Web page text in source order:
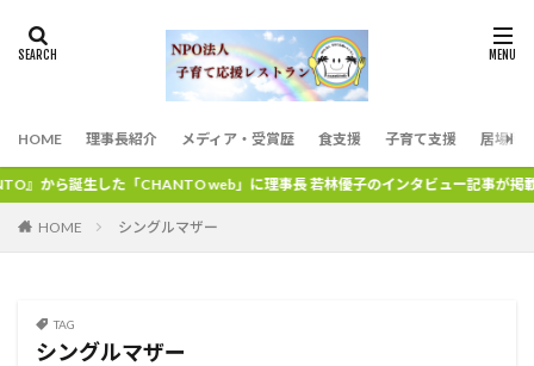
HOME 理事長紹介 メディア・受賞歴 食支援 子育て支援 居場所
から誕生した「CHANTO web」に理事長 若林優子のインタビュー記事が掲載さ
HOME シングルマザー
TAG
シングルマザー